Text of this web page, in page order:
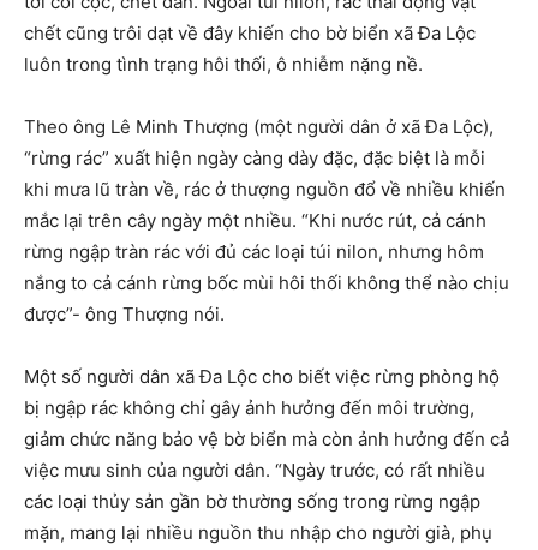
chết cũng trôi dạt về đây khiến cho bờ biển xã Đa Lộc
luôn trong tình trạng hôi thối, ô nhiễm nặng nề.
Theo ông Lê Minh Thượng (một người dân ở xã Đa Lộc),
“rừng rác” xuất hiện ngày càng dày đặc, đặc biệt là mỗi
khi mưa lũ tràn về, rác ở thượng nguồn đổ về nhiều khiến
mắc lại trên cây ngày một nhiều. “Khi nước rút, cả cánh
rừng ngập tràn rác với đủ các loại túi nilon, nhưng hôm
nắng to cả cánh rừng bốc mùi hôi thối không thể nào chịu
được”- ông Thượng nói.
Một số người dân xã Đa Lộc cho biết việc rừng phòng hộ
bị ngập rác không chỉ gây ảnh hưởng đến môi trường,
giảm chức năng bảo vệ bờ biển mà còn ảnh hưởng đến cả
việc mưu sinh của người dân. “Ngày trước, có rất nhiều
các loại thủy sản gần bờ thường sống trong rừng ngập
mặn, mang lại nhiều nguồn thu nhập cho người già, phụ